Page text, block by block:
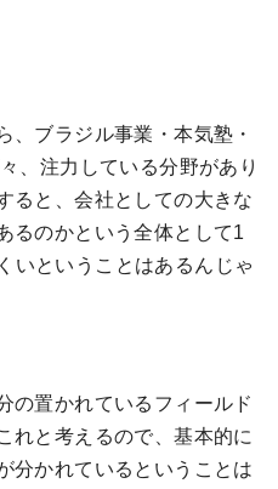
、ブラジル事業・本気塾・
、注力している分野があり
ると、会社としての大きな
るのかという全体として1
いということはあるんじゃ
の置かれているフィールド
れと考えるので、基本的に
分かれているということは